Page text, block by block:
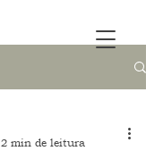
2 min de leitura